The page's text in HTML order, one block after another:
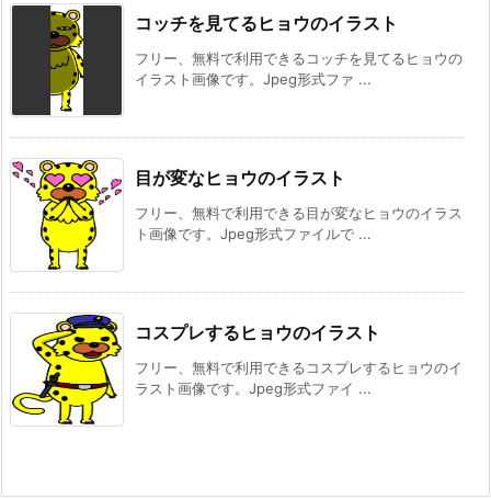
コッチを見てるヒョウのイラスト
フリー、無料で利用できるコッチを見てるヒョウの
イラスト画像です。Jpeg形式ファ ...
目が変なヒョウのイラスト
フリー、無料で利用できる目が変なヒョウのイラス
ト画像です。Jpeg形式ファイルで ...
コスプレするヒョウのイラスト
フリー、無料で利用できるコスプレするヒョウのイ
ラスト画像です。Jpeg形式ファイ ...